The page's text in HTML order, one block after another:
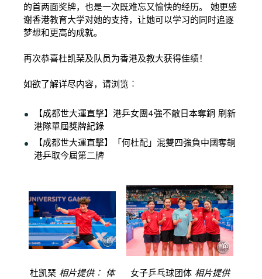
的首两面奖牌，也是一次既难忘又愉快的经历。 她更感
谢香港教育大学对她的支持，让她可以学习的同时追逐
梦想和更高的成就。
再次恭喜杜凯琹及队员为香港及教大获得佳绩！
如欲了解详尽内容，请浏览︰
【成都世大運直擊】港乒女團4強不敵日本奪銅 刷新
港隊單屆獎牌紀錄
【成都世大運直擊】「何杜配」混雙四強負中國奪銅
港乒取今屆第二牌
杜凯琹 相片提供︰ 体
女子乒乓球团体 相片提供